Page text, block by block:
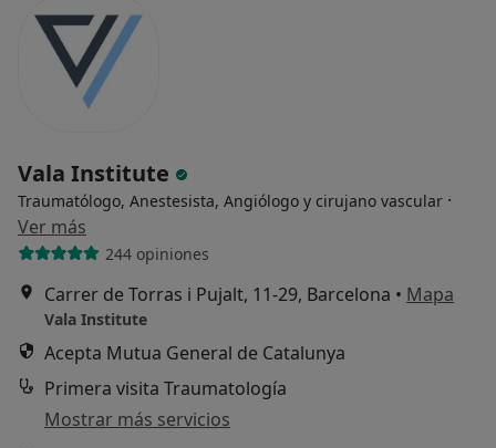
Vala Institute
Traumatólogo, Anestesista, Angiólogo y cirujano vascular ·
Ver más
244 opiniones
Carrer de Torras i Pujalt, 11-29, Barcelona • Mapa
Vala Institute
Acepta Mutua General de Catalunya
Primera visita Traumatología
Mostrar más servicios